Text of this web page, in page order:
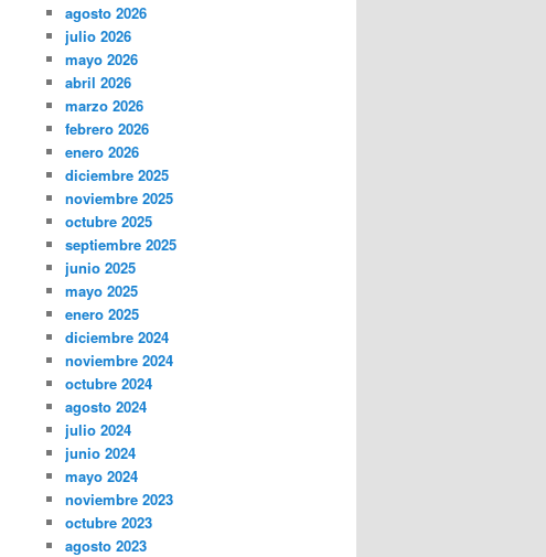
agosto 2026
julio 2026
mayo 2026
abril 2026
marzo 2026
febrero 2026
enero 2026
diciembre 2025
noviembre 2025
octubre 2025
septiembre 2025
junio 2025
mayo 2025
enero 2025
diciembre 2024
noviembre 2024
octubre 2024
agosto 2024
julio 2024
junio 2024
mayo 2024
noviembre 2023
octubre 2023
agosto 2023